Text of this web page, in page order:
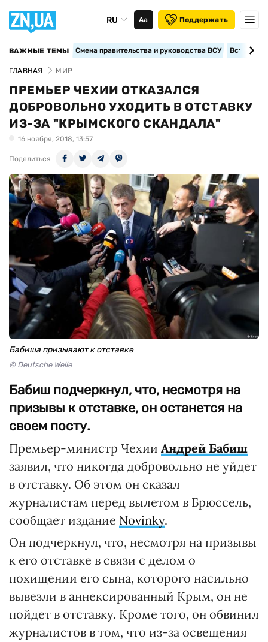
RU Аа Поддержать
ВАЖНЫЕ ТЕМЫ Смена правительства и руководства ВСУ
ГЛАВНАЯ МИР
ПРЕМЬЕР ЧЕХИИ ОТКАЗАЛСЯ
ДОБРОВОЛЬНО УХОДИТЬ В ОТСТАВКУ
ИЗ-ЗА "КРЫМСКОГО СКАНДАЛА"
16 ноября, 2018, 13:57
Поделиться
Бабиша призывают к отставке
© Deutsche Welle
Бабиш подчеркнул, что, несмотря на
призывы к отставке, он останется на
своем посту.
Премьер-министр Чехии Андрей Бабиш
заявил, что никогда добровольно не уйдет
в отставку. Об этом он сказал
журналистам перед вылетом в Брюссель,
сообщает издание Novinky.
Он подчеркнул, что, несмотря на призывы
к его отставке в связи с делом о
похищении его сына, которого насильно
вывезли в аннексированный Крым, он не
пойдет в отставку. Кроме того, он обвинил
журналистов в том, что из-за освещения